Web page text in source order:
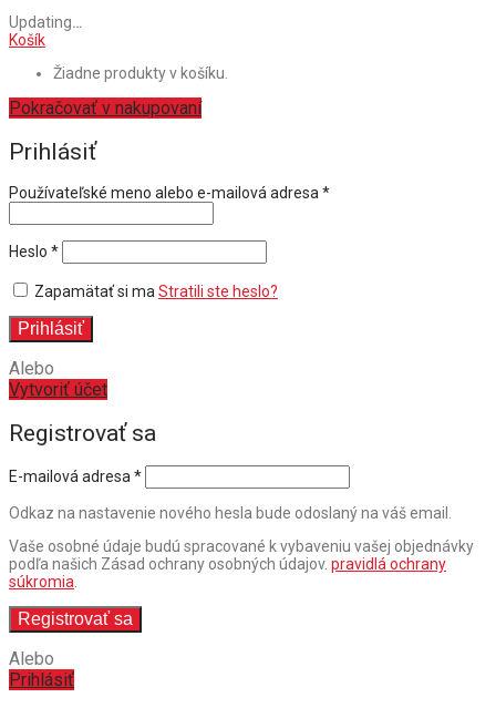
Updating…
Košík
Žiadne produkty v košíku.
Pokračovať v nakupovaní
Prihlásiť
Používateľské meno alebo e-mailová adresa *Povinné
Heslo *Povinné
Zapamätať si ma Stratili ste heslo?
Prihlásiť
Alebo
Vytvoriť účet
Registrovať sa
E-mailová adresa *
Odkaz na nastavenie nového hesla bude odoslaný na váš email.
Vaše osobné údaje budú spracované k vybaveniu vašej objednávky
podľa našich Zásad ochrany osobných údajov. pravidlá ochrany
súkromia
Registrovať sa
Alebo
Prihlásiť